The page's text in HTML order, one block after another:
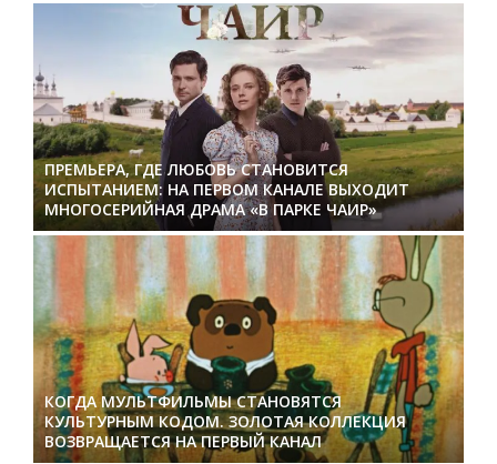
ПРЕМЬЕРА, ГДЕ ЛЮБОВЬ СТАНОВИТСЯ
ИСПЫТАНИЕМ: НА ПЕРВОМ КАНАЛЕ ВЫХОДИТ
МНОГОСЕРИЙНАЯ ДРАМА «В ПАРКЕ ЧАИР»
КОГДА МУЛЬТФИЛЬМЫ СТАНОВЯТСЯ
КУЛЬТУРНЫМ КОДОМ. ЗОЛОТАЯ КОЛЛЕКЦИЯ
ВОЗВРАЩАЕТСЯ НА ПЕРВЫЙ КАНАЛ